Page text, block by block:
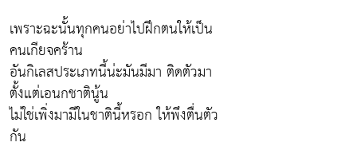
เพราะฉะนั้นทุกคนอย่าไปฝึกตนให้เป็น
คนเกียจคร้าน
อันกิเลสประเภทนี้น่ะมันมีมา ติดตัวมา
ตั้งแต่เอนกชาตินู้น
ไม่ใช่เพิ่งมามีในชาตินี้หรอก ให้พึงตื่นตัว
กัน